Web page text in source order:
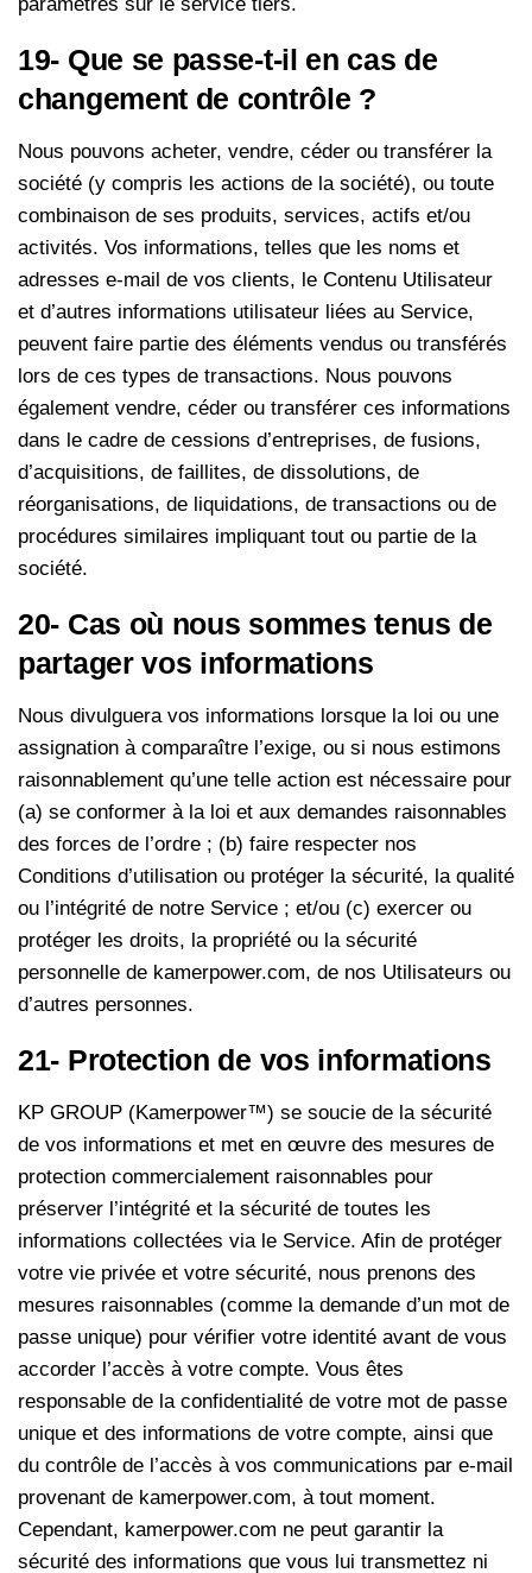
19- Que se passe-t-il en cas de
changement de contrôle ?
Nous pouvons acheter, vendre, céder ou transférer la
société (y compris les actions de la société), ou toute
combinaison de ses produits, services, actifs et/ou
activités. Vos informations, telles que les noms et
adresses e-mail de vos clients, le Contenu Utilisateur
et d’autres informations utilisateur liées au Service,
peuvent faire partie des éléments vendus ou transférés
lors de ces types de transactions. Nous pouvons
également vendre, céder ou transférer ces informations
dans le cadre de cessions d’entreprises, de fusions,
d’acquisitions, de faillites, de dissolutions, de
réorganisations, de liquidations, de transactions ou de
procédures similaires impliquant tout ou partie de la
société.
20- Cas où nous sommes tenus de
partager vos informations
Nous divulguera vos informations lorsque la loi ou une
assignation à comparaître l’exige, ou si nous estimons
raisonnablement qu’une telle action est nécessaire pour
(a) se conformer à la loi et aux demandes raisonnables
des forces de l’ordre ; (b) faire respecter nos
Conditions d’utilisation ou protéger la sécurité, la qualité
ou l’intégrité de notre Service ; et/ou (c) exercer ou
protéger les droits, la propriété ou la sécurité
personnelle de kamerpower.com, de nos Utilisateurs ou
d’autres personnes.
21- Protection de vos informations
KP GROUP (Kamerpower™) se soucie de la sécurité
de vos informations et met en œuvre des mesures de
protection commercialement raisonnables pour
préserver l’intégrité et la sécurité de toutes les
informations collectées via le Service. Afin de protéger
votre vie privée et votre sécurité, nous prenons des
mesures raisonnables (comme la demande d’un mot de
passe unique) pour vérifier votre identité avant de vous
accorder l’accès à votre compte. Vous êtes
responsable de la confidentialité de votre mot de passe
unique et des informations de votre compte, ainsi que
du contrôle de l’accès à vos communications par e-mail
provenant de kamerpower.com, à tout moment.
Cependant, kamerpower.com ne peut garantir la
sécurité des informations que vous lui transmettez ni